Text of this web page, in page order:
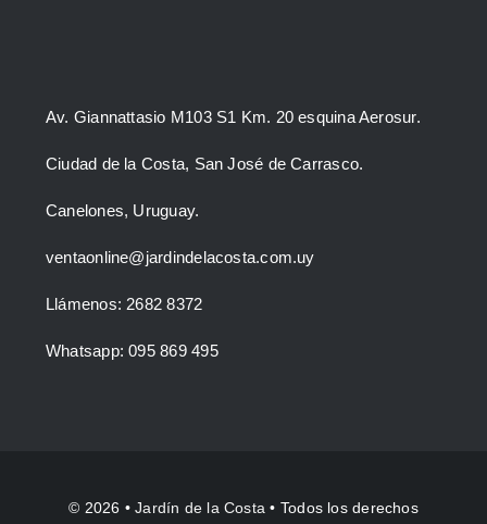
Av. Giannattasio M103 S1 Km. 20 esquina Aerosur.
Ciudad de la Costa, San José de Carrasco.
Canelones, Uruguay.
ventaonline@jardindelacosta.com.uy
Llámenos: 2682 8372
Whatsapp: 095 869 495
© 2026 •Jardín de la Costa • Todos los derechos